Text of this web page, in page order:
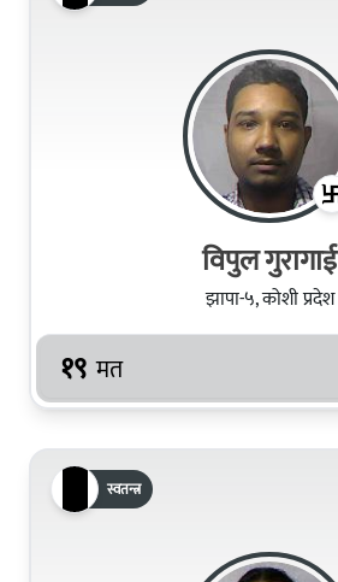
विपुल गुरागाई
झापा-५, कोशी प्रदेश
१९ मत
स्वतन्त्र